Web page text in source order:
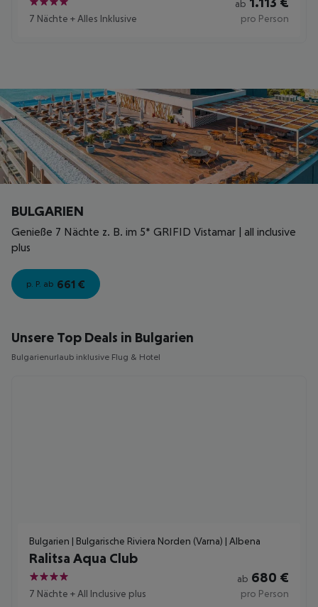
4
7 Nächte + Alles Inklusive
ab
pro Person
BULGARIEN
Genieße 7 Nächte z. B. im 5* GRIFID Vistamar | all inclusive
plus
p. P. ab 661 €
Unsere Top Deals in Bulgarien
Bulgarienurlaub inklusive Flug & Hotel
Bulgarien | Bulgarische Riviera Norden (Varna) | Albena
Ralitsa Aqua Club
4
7 Nächte +All Inclusive plus
ab 680 €
pro Person